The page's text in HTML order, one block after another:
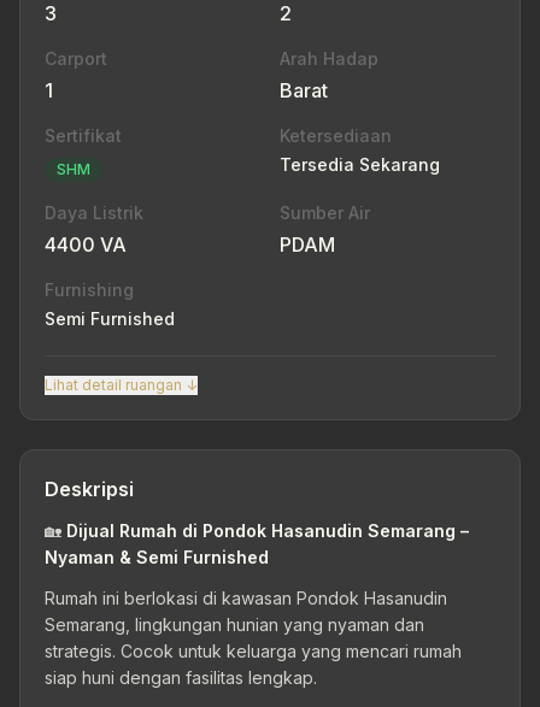
3 2
Carport
1
Arah Hadap
Barat
Sertifikat
SHM
Ketersediaan
Tersedia Sekarang
Daya Listrik
4400 VA
Sumber Air
PDAM
Furnishing
Semi Furnished
Lihat detail ruangan ↓
Deskripsi
🏡 Dijual Rumah di Pondok Hasanudin Semarang –
Nyaman & Semi Furnished
Rumah ini berlokasi di kawasan Pondok Hasanudin
Semarang, lingkungan hunian yang nyaman dan
strategis. Cocok untuk keluarga yang mencari rumah
siap huni dengan fasilitas lengkap.